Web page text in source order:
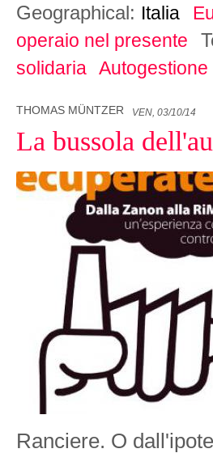
Geographical: Italia
operaio nel presente
solidaria
THOMAS MÜNTZER VEN, 03/10/14
La bussola
Ranciere. O